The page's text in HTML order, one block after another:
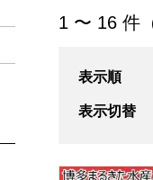
「魚介・海産
1 〜 16 件
表示順
表示切替
博多まるきた
索することができます